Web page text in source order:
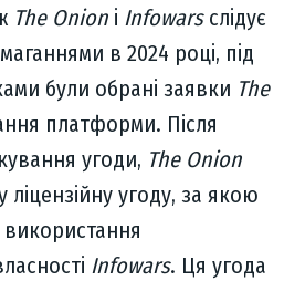
The Onion і Infowarsслідує
в 2024 році, під
були обрані заявки The
платформи. Після
угоди, The Onion
угоду, за якою
Infowars. Ця угода